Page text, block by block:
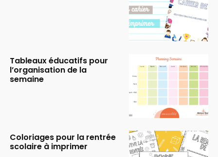
Tableaux éducatifs pour
l’organisation de la
semaine
Coloriages pour la rentrée
scolaire à imprimer